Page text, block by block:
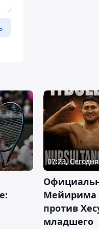
07:23, Сегодня
Мейирима
против
младшего